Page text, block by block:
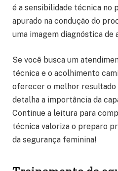
é a sensibilidade técnica no
apurado na condução do
uma imagem diagnóstica de
Se você busca um
técnica e o acolhimento
oferecer o melhor
detalha a importância da
Continue a leitura para
técnica valoriza o preparo
da segurança feminina!